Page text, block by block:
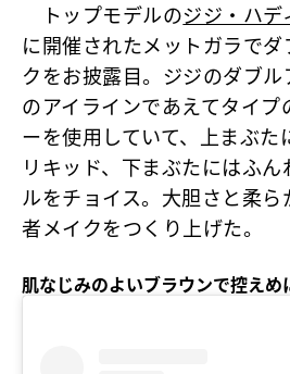
トップモデルのジジ・ハデ
に開催されたメットガラで
クをお披露目。ジジのダブ
のアイラインであえてタイプ
ーを使用していて、上まぶた
リキッド、下まぶたにはふ
ルをチョイス。大胆さと柔
者メイクをつくり上げた。
肌なじみのよいブラウンで控えめ